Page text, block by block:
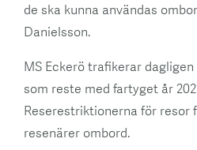
de ska kunna användas
Danielsson.
MS Eckerö trafikerar
som reste med fartyget år
Reserestriktionerna för resor
resenärer ombord.